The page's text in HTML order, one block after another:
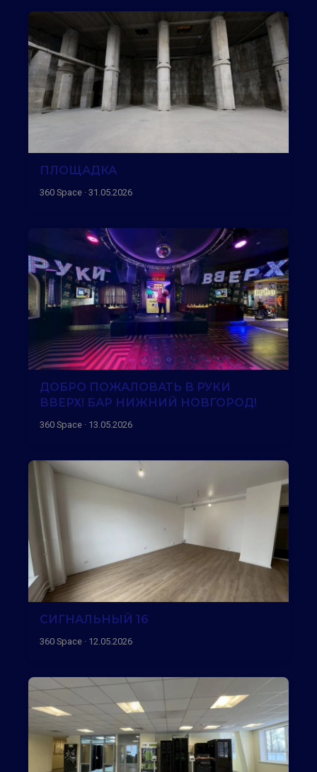
ПЛОЩАДКА
360 Space · 31.05.2026
ДОБРО ПОЖАЛОВАТЬ В РУКИ
ВВЕРХ! БАР НИЖНИЙ НОВГОРОД!
360 Space · 13.05.2026
СИГНАЛЬНЫЙ 16
360 Space · 12.05.2026